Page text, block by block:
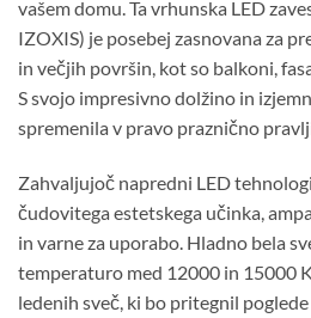
vašem domu. Ta vrhunska LED
IZOXIS) je posebej zasnovana za
in večjih površin, kot so balkoni,
S svojo impresivno dolžino in
spremenila v pravo praznično
Zahvaljujoč napredni LED
čudovitega estetskega učinka,
in varne za uporabo. Hladno bela
temperaturo med 12000 in 15000
ledenih sveč, ki bo pritegnil